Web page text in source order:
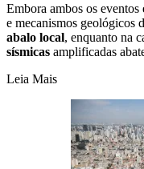
Embora ambos os
e mecanismos geológicos
abalo local, enquanto na
sísmicas amplificadas
Leia Mais